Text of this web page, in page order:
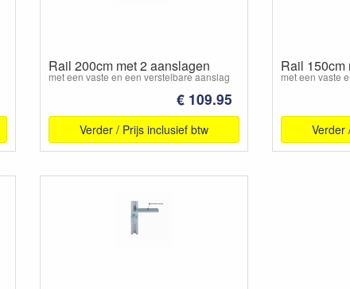
Rail 200cm met 2 aanslagen
met een vaste en een verstelbare aanslag
€ 109.95
Verder / Prijs inclusief btw
Rail 150cm
met een vaste
Verder